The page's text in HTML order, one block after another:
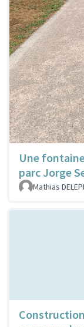
Une
parc Jorge
Mathias